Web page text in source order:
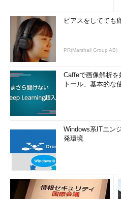
ピアスをしてても
PR(Marshall Group AB)
Caffeで画像解析
トール、基本的な
Windows系ITエン
発環境